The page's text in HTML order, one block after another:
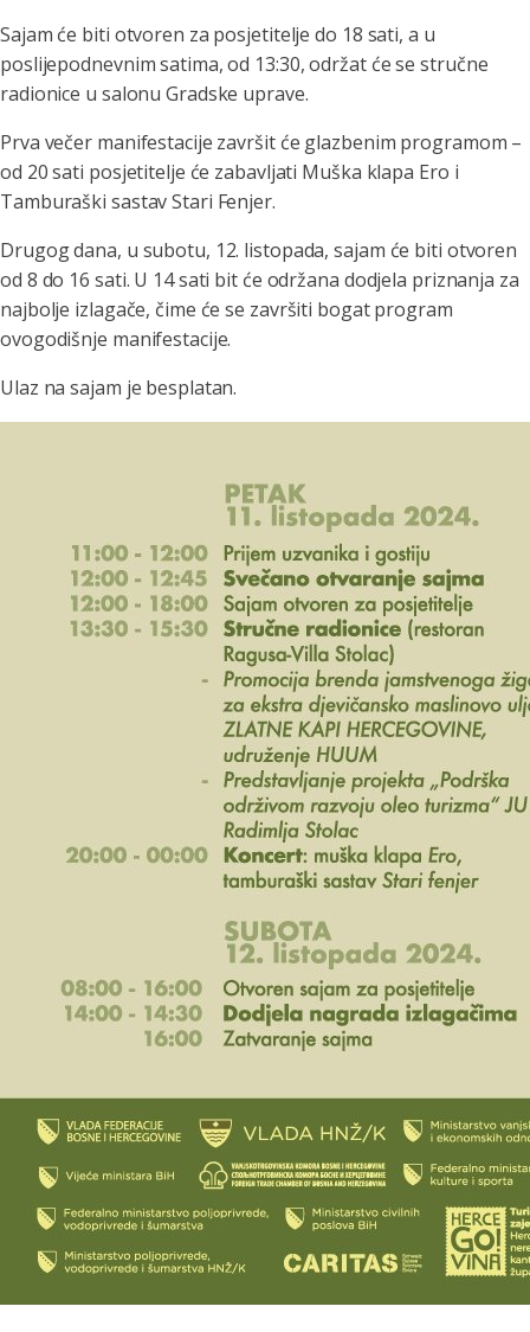
Sajam će biti otvoren za posjetitelje do 18 sati, a u
poslijepodnevnim satima, od 13:30, održat će se stručne
radionice u salonu Gradske uprave.
Prva večer manifestacije završit će glazbenim programom –
od 20 sati posjetitelje će zabavljati Muška klapa Ero i
Tamburaški sastav Stari Fenjer.
Drugog dana, u subotu, 12. listopada, sajam će biti otvoren
od 8 do 16 sati. U 14 sati bit će održana dodjela priznanja za
najbolje izlagače, čime će se završiti bogat program
ovogodišnje manifestacije.
Ulaz na sajam je besplatan.